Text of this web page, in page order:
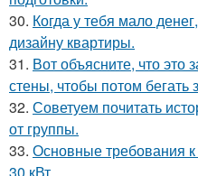
30. Когда у тебя мало
дизайну квартиры.
31. Вот объясните, что это
стены, чтобы потом бегать
32. Советуем почитать
от группы.
33. Основные требования
30 кВт